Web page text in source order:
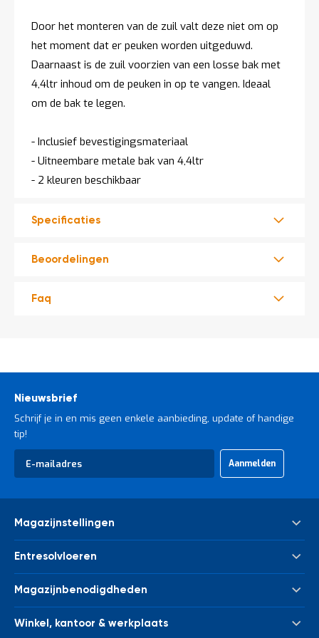
Mijn
account
Door het monteren van de zuil valt deze niet om op
het moment dat er peuken worden uitgeduwd.
Daarnaast is de zuil voorzien van een losse bak met
4,4ltr inhoud om de peuken in op te vangen. Ideaal
om de bak te legen.
- Inclusief bevestigingsmateriaal
- Uitneembare metale bak van 4,4ltr
- 2 kleuren beschikbaar
Specificaties
Beoordelingen
Faq
Nieuwsbrief
Schrijf je in en mis geen enkele aanbieding, update of handige
tip!
Abonneer
op
Aanmelden
Magazijnstellingen
Link 51 Palletstelling
Houten legbordstelling
Entresolvloeren
Trappen
Magazijnbenodigdheden
Winkel, kantoor & werkplaats